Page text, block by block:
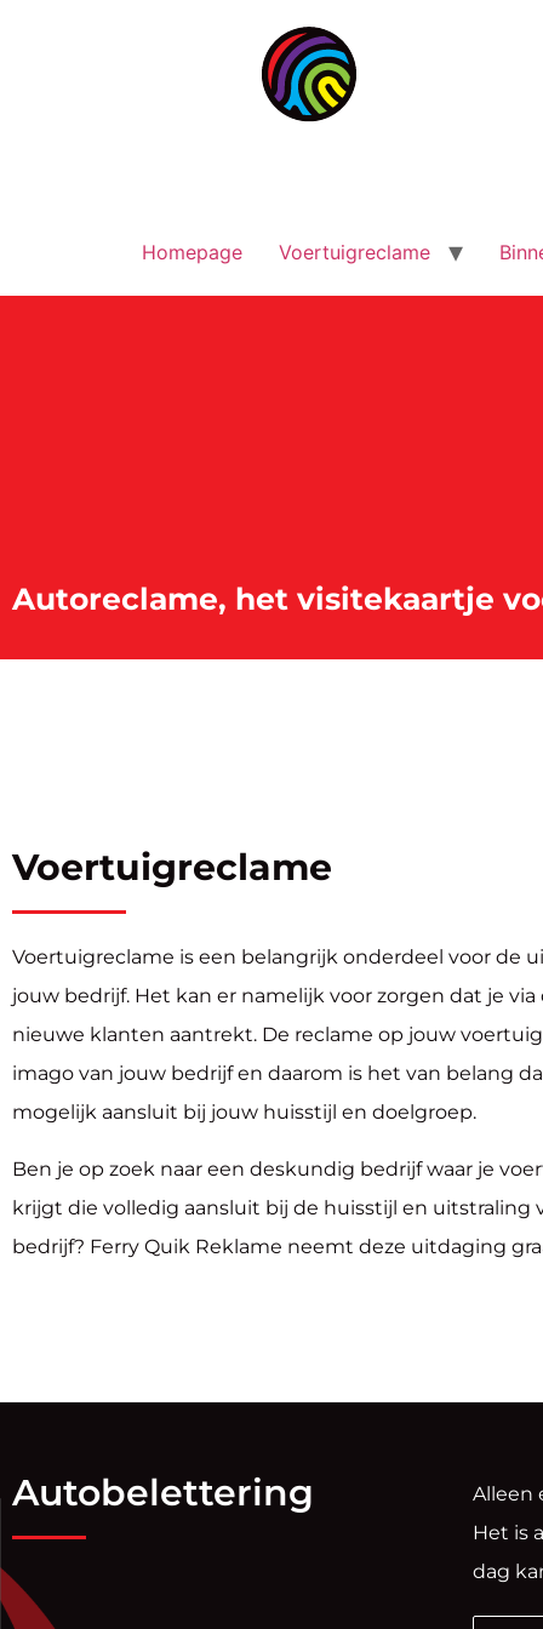
Homepage Voertuigreclame
Autoreclame, het visitekaartje
Voertuigreclame
Voertuigreclame is een belangrijk onderdeel voor de
jouw bedrijf. Het kan er namelijk voor zorgen dat je via
nieuwe klanten aantrekt. De reclame op jouw
imago van jouw bedrijf en daarom is het van belang
mogelijk aansluit bij jouw huisstijl en doelgroep.
Ben je op zoek naar een deskundig bedrijf waar je
krijgt die volledig aansluit bij de huisstijl en uitstraling
bedrijf? Ferry Quik Reklame neemt deze uitdaging
Autobelettering
Alleen
Het is
dag